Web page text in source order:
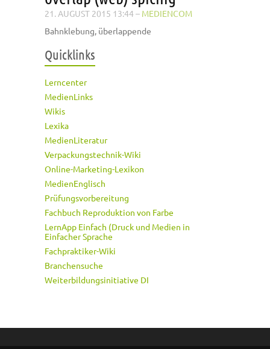
21. AUGUST 2015 13:44 – MEDIENCOM
Bahnklebung, überlappende
Quicklinks
Lerncenter
MedienLinks
Wikis
Lexika
MedienLiteratur
Verpackungstechnik-Wiki
Online-Marketing-Lexikon
MedienEnglisch
Prüfungsvorbereitung
Fachbuch Reproduktion von Farbe
LernApp Einfach (Druck und Medien in
Einfacher Sprache
Fachpraktiker-Wiki
Branchensuche
Weiterbildungsinitiative DI